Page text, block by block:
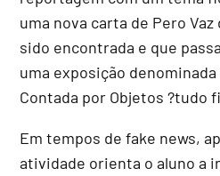
uma nova carta de Pero
sido encontrada e que
uma exposição
Contada por Objetos ?tudo
Em tempos de fake news,
atividade orienta o aluno a